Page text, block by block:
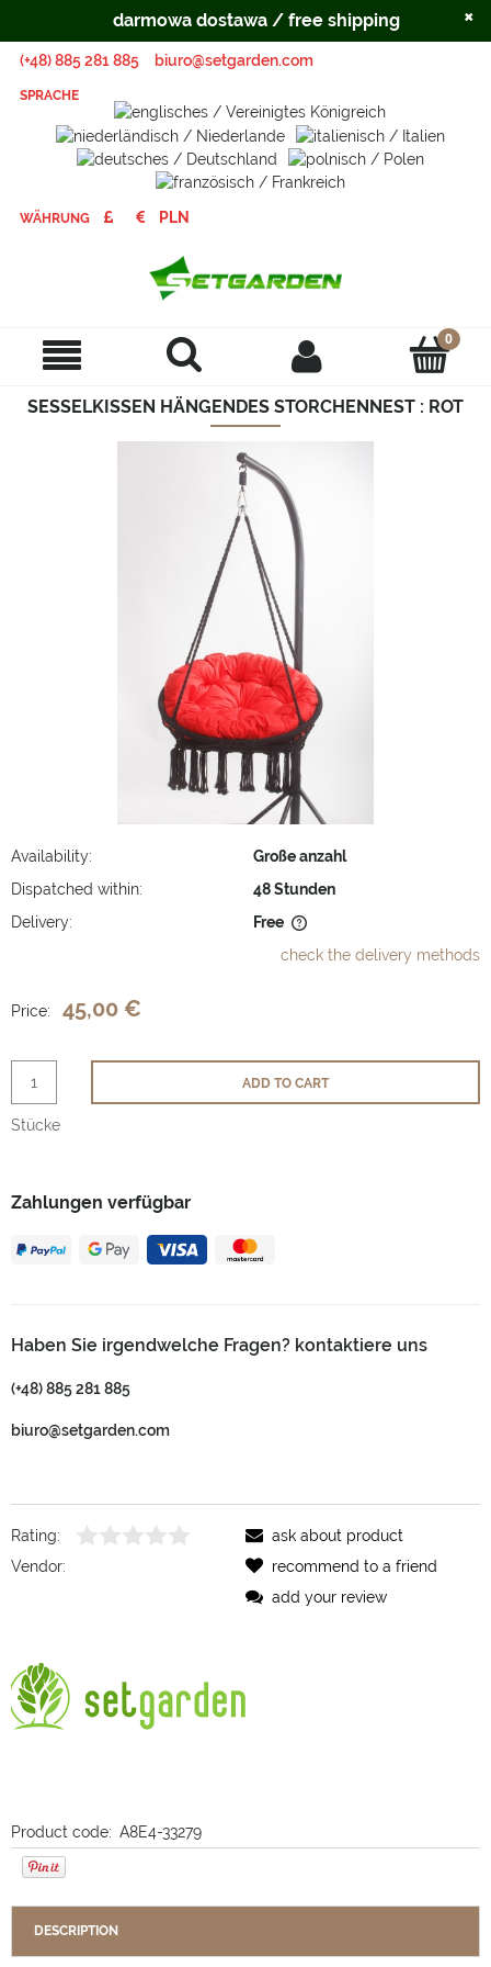
(+48) 885 281 885 biuro@setgarden.com
SPRACHE
WÄHRUNG
SESSELKISSEN HÄNGENDES STORCHENNEST : ROT
Availability:
Große anzahl
Dispatched within:
48 Stunden
Delivery:
Free
check the delivery methods
Zahlungen verfügbar
Haben Sie irgendwelche Fragen? kontaktiere uns
(+48) 885 281 885
biuro@setgarden.com
Price: 45,00 €
Stücke
ADD TO CART
Rating:
Vendor:
Product code: A8E4-33279
ask about product
recommend to a friend
add your review
DESCRIPTION
darmowa dostawa / free shipping ×